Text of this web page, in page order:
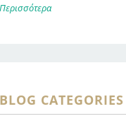
Περισσότερα
BLOG CATEGORIES